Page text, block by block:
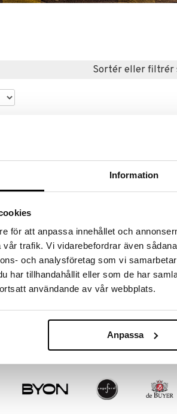
Information
för att anpassa innehållet och
trafik. Vi vidarebefordrar även
och analysföretag som vi
har tillhandahållit eller som de har
användande av vår webbplats.
Anpassa
Sortér eller filtrér
Zanmai Mcusta Revolution
Kiritsuke
ZANMAI MCUSTA
meget tyndt blad af tre lag stål.